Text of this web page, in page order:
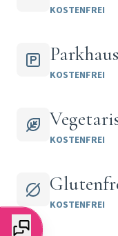
KOSTENFREI
Parkhaus
KOSTENFREI
KOSTENFREI
KOSTENFREI